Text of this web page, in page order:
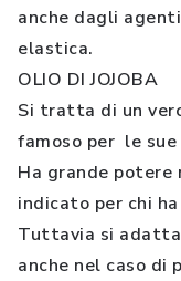
anche dagli
elastica.
OLIO DI JOJOBA
Si tratta di un
famoso per le
Ha grande
indicato per chi
Tuttavia si
anche nel caso di